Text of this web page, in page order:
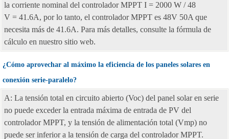
la corriente nominal del controlador MPPT I = 2000 W / 48
V = 41.6A, por lo tanto, el controlador MPPT es 48V 50A que
necesita más de 41.6A. Para más detalles, consulte la fórmula de
cálculo en nuestro sitio web.
¿Cómo aprovechar al máximo la eficiencia de los paneles solares en
conexión serie-paralelo?
A: La tensión total en circuito abierto (Voc) del panel solar en serie
no puede exceder la entrada máxima de entrada de PV del
controlador MPPT, y la tensión de alimentación total (Vmp) no
puede ser inferior a la tensión de carga del controlador MPPT.